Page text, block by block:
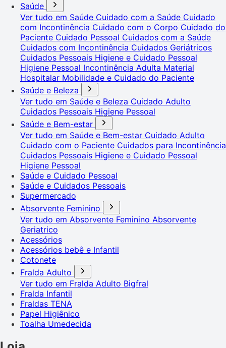
Saúde
Ver tudo em Saúde Cuidado com a Saúde Cuidado
com Incontinência Cuidado com o Corpo Cuidado do
Paciente Cuidado Pessoal Cuidados com a Saúde
Cuidados com Incontinência Cuidados Geriátricos
Cuidados Pessoais Higiene e Cuidado Pessoal
Higiene Pessoal Incontinência Adulta Material
Hospitalar Mobilidade e Cuidado do Paciente
Saúde e Beleza
Ver tudo em Saúde e Beleza Cuidado Adulto
Cuidados Pessoais Higiene Pessoal
Saúde e Bem-estar
Ver tudo em Saúde e Bem-estar Cuidado Adulto
Cuidado com o Paciente Cuidados para Incontinência
Cuidados Pessoais Higiene e Cuidado Pessoal
Higiene Pessoal
Saúde e Cuidado Pessoal
Saúde e Cuidados Pessoais
Supermercado
Absorvente Feminino
Ver tudo em Absorvente Feminino Absorvente
Geriatrico
Acessórios
Acessórios bebê e Infantil
Cotonete
Fralda Adulto
Ver tudo em Fralda Adulto Bigfral
Fralda Infantil
Fraldas TENA
Papel Higiênico
Toalha Umedecida